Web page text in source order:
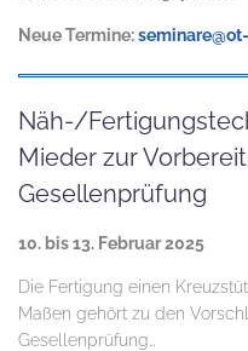
Neue Termine:
Näh-/
Mieder zur
Gesellenprüfung
10. bis 13. Februar 2025
Die Fertigung einen
Maßen gehört zu den
Gesellenprüfung…